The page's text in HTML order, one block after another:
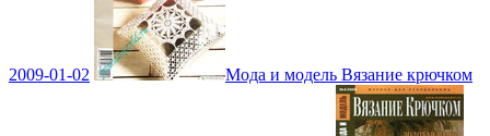
2009-01-02 Мода и модель Вязание крючком